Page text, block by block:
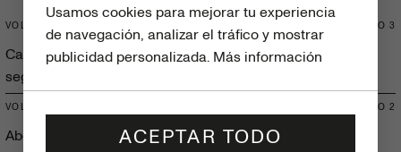
Caninos ectópicos tratados con principios de la técnica
segmentada.
VOLUMEN 63 NÚMERO 3
Abordaje de apiñamiento severo, mordida cruzada y
VOLUMEN 61 NÚMERO 2
Usamos cookies para mejorar tu experiencia
de navegación, analizar el tráfico y mostrar
publicidad personalizada. Más información
ACEPTAR TODO